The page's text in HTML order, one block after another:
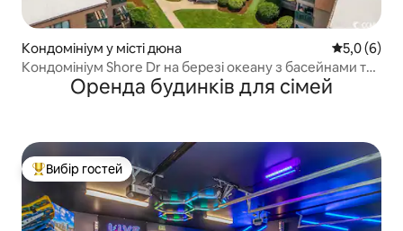
Кондомініум у місті дюна Середня
5,0 (6)
Кондомініум Shore Dr на березі океану з басейнами та
доступом до пляжу
Оренда будинків для сімей
Топ вибір гостей
Вибір гостей